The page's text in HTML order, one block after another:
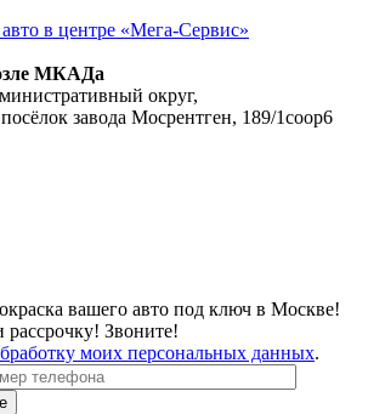
МКАДа
округ,
завода Мосрентген, 189/1соор6
вашего авто под ключ в Москве!
Звоните!
моих персональных данных.